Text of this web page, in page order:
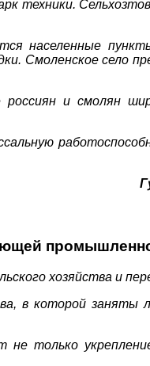
техники.
населенные
Смоленское село
и смолян
хозяйства и
в которой
только